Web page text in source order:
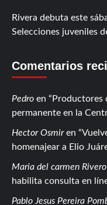
Rivera debuta este
Selecciones juveniles
Comentarios
Pedro en
Productores
permanente en la
Hector Osmiren
homenajear a Elio
Maria del carmen
habilita consulta en
Pablo Jesus Pereira